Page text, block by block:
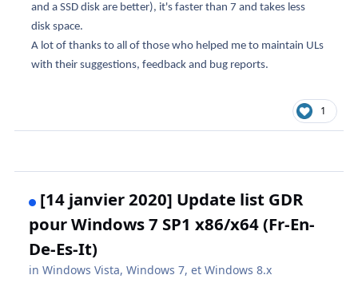
and a SSD disk are better), it's faster than 7 and takes less
disk space.
A lot of thanks to all of those who helped me to maintain ULs
with their suggestions, feedback and bug reports.
1
[14 janvier 2020] Update list GDR
pour Windows 7 SP1 x86/x64 (Fr-En-
De-Es-It)
inWindows Vista, Windows 7, et Windows 8.x